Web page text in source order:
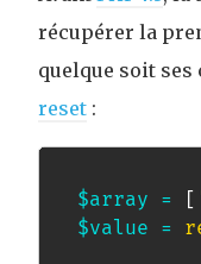
récupérer la
quelque soit
reset :
$array = [
$value =